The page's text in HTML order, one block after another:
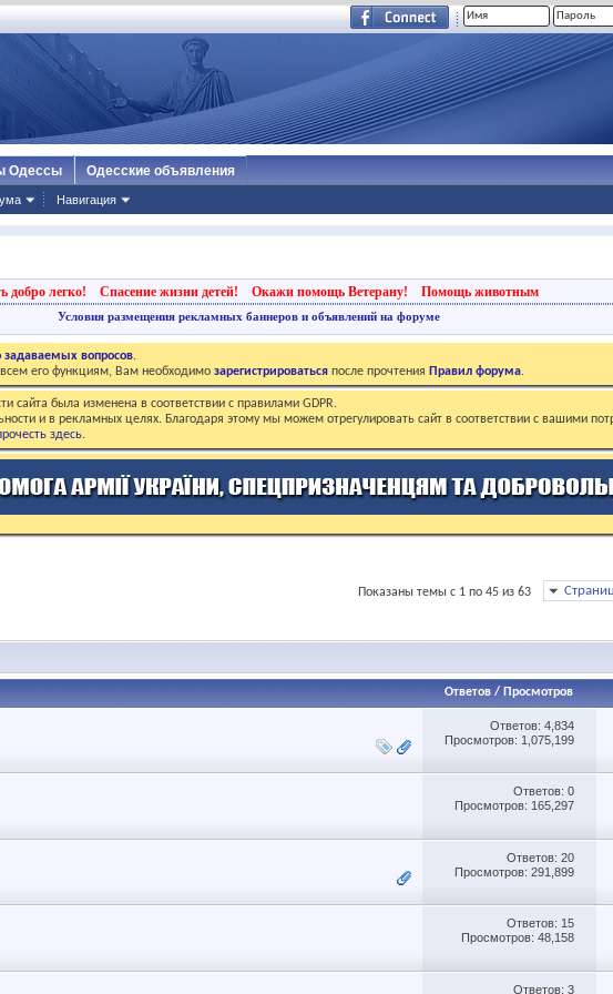
Навигация
Одессы Одесские объявления
добро легко! Спасение жизни детей! Окажи помощь Ветерану! Помощь животным
Условия размещения рекламных баннеров и объявлений на форуме
задаваемых вопросов.
его функциям, Вам необходимо зарегистрироваться после прочтения Правил форума.
была изменена в соответствии с правилами GDPR.
и в рекламных целях. Благодаря этому мы можем отрегулировать сайт в соответствии с вашими
здесь.
Показаны темы с 1 по 45 из 63
Ответов/ Просмотров
Ответов: 4,834
Просмотров: 1,075,199
Ответов: 0
Просмотров: 165,297
Ответов: 20
Просмотров: 291,899
Ответов: 15
Просмотров: 48,158
Ответов: 3